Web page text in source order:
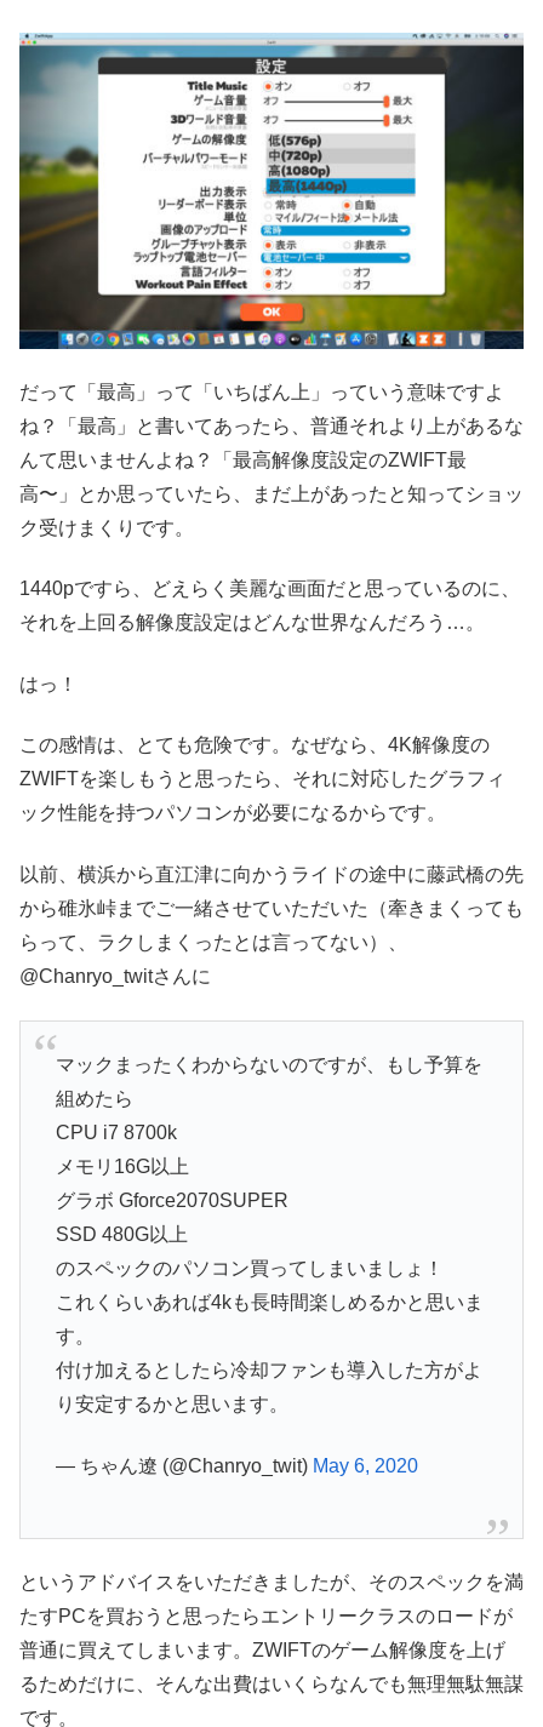
だって「最高」って「いちばん上」っていう意味ですよ
ね？「最高」と書いてあったら、普通それより上があるな
んて思いませんよね？「最高解像度設定のZWIFT最
高〜」とか思っていたら、まだ上があったと知ってショッ
ク受けまくりです。
1440pですら、どえらく美麗な画面だと思っているのに、
それを上回る解像度設定はどんな世界なんだろう…。
はっ！
この感情は、とても危険です。なぜなら、4K解像度の
ZWIFTを楽しもうと思ったら、それに対応したグラフィ
ック性能を持つパソコンが必要になるからです。
以前、横浜から直江津に向かうライドの途中に藤武橋の先
から碓氷峠までご一緒させていただいた（牽きまくっても
らって、ラクしまくったとは言ってない）、
@Chanryo_twitさんに
マックまったくわからないのですが、もし予算を
組めたら
CPU i7 8700k
メモリ16G以上
グラボ Gforce2070SUPER
SSD 480G以上
のスペックのパソコン買ってしまいましょ！
これくらいあれば4kも長時間楽しめるかと思いま
す。
付け加えるとしたら冷却ファンも導入した方がよ
り安定するかと思います。
— ちゃん遼 (@Chanryo_twit) May 6, 2020
というアドバイスをいただきましたが、そのスペックを満
たすPCを買おうと思ったらエントリークラスのロードが
普通に買えてしまいます。ZWIFTのゲーム解像度を上げ
るためだけに、そんな出費はいくらなんでも無理無駄無謀
です。